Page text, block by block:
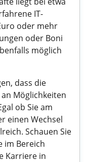
IT-
oder mehr
oder Boni
möglich
dass die
Möglichkeiten
ob Sie am
einen Wechsel
Schauen Sie
im Bereich
Karriere in